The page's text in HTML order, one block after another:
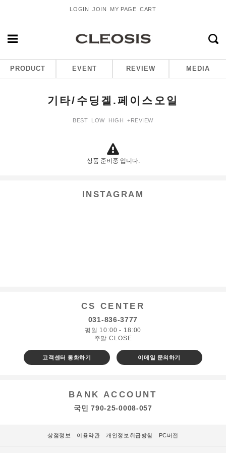
LOGIN JOIN MY PAGE CART
PRODUCT EVENT REVIEW MEDIA
기타/수딩겔.페이스오일
BEST LOW HIGH +REVIEW
상품 준비중 입니다.
INSTAGRAM
CS CENTER
031-836-3777
평일 10:00 - 18:00
주말 CLOSE
고객센터 통화하기 이메일 문의하기
BANK ACCOUNT
국민 790-25-0008-057
상점정보 이용약관 개인정보취급방침 PC버전